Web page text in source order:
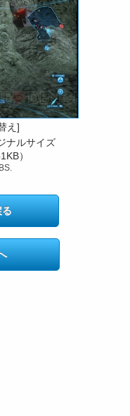
え]
ナルサイズ
）